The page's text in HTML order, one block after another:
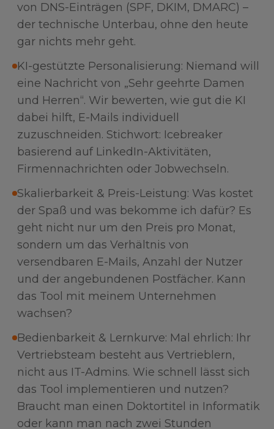
von DNS-Einträgen (SPF, DKIM, DMARC) –
der technische Unterbau, ohne den heute
gar nichts mehr geht.
KI-gestützte Personalisierung: Niemand will
eine Nachricht von „Sehr geehrte Damen
und Herren“. Wir bewerten, wie gut die KI
dabei hilft, E-Mails individuell
zuzuschneiden. Stichwort: Icebreaker
basierend auf LinkedIn-Aktivitäten,
Firmennachrichten oder Jobwechseln.
Skalierbarkeit & Preis-Leistung: Was kostet
der Spaß und was bekomme ich dafür? Es
geht nicht nur um den Preis pro Monat,
sondern um das Verhältnis von
versendbaren E-Mails, Anzahl der Nutzer
und der angebundenen Postfächer. Kann
das Tool mit meinem Unternehmen
wachsen?
Bedienbarkeit & Lernkurve: Mal ehrlich: Ihr
Vertriebsteam besteht aus Vertrieblern,
nicht aus IT-Admins. Wie schnell lässt sich
das Tool implementieren und nutzen?
Braucht man einen Doktortitel in Informatik
oder kann man nach zwei Stunden